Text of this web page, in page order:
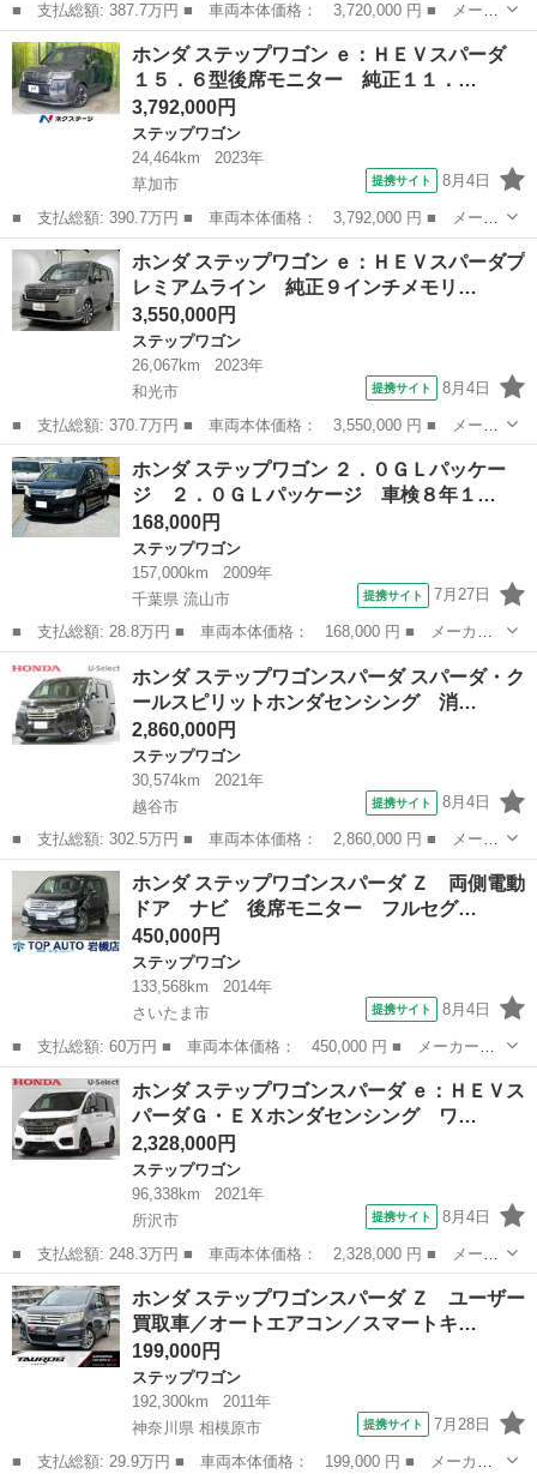
■ 支払総額: 387.7万円 ■ 車両本体価格： 3,720,000 円 ■ メーカ
ー名： ホンダ ■ 車種名： ステップワゴン ■ グレード名：
ｅ：ＨＥＶスパーダプレミアムライン 消臭ホンダセンシング純正１
１．４イン...
埼玉 さいたま市 ステップワゴン
ホンダ ステップワゴン ｅ：ＨＥＶスパーダ
１５．６型後席モニター 純正１１．…
3,792,000円
ステップワゴン
24,464km
2023年
草加市
提携サイト 8月4日
■ 支払総額: 390.7万円 ■ 車両本体価格： 3,792,000 円 ■ メーカ
ー名： ホンダ ■ 車種名： ステップワゴン ■ グレード名：
ｅ：ＨＥＶスパーダ １５．６型後席モニター 純正１１．４型ナ
ビ 全周囲カ...
埼玉 草加市 ステップワゴン
ホンダ ステップワゴン ｅ：ＨＥＶスパーダプ
レミアムライン 純正９インチメモリ…
3,550,000円
ステップワゴン
26,067km
2023年
和光市
提携サイト 8月4日
■ 支払総額: 370.7万円 ■ 車両本体価格： 3,550,000 円 ■ メーカ
ー名： ホンダ ■ 車種名： ステップワゴン ■ グレード名：
ｅ：ＨＥＶスパーダプレミアムライン 純正９インチメモリーナビ
ＥＴＣ 純...
埼玉 和光市 ステップワゴン
ホンダ ステップワゴン ２．０ＧＬパッケー
ジ ２．０ＧＬパッケージ 車検８年１…
168,000円
ステップワゴン
157,000km
2009年
千葉県 流山市
提携サイト 7月27日
■ 支払総額: 28.8万円 ■ 車両本体価格： 168,000 円 ■ メーカー
名： ホンダ ■ 車種名： ステップワゴン ■ グレード名： ２．
０ＧＬパッケージ ２．０ＧＬパッケージ 車検８年１１月７日 Ａ
ＡＣ パワス...
千葉 流山市 ステップワゴン
ホンダ ステップワゴンスパーダ スパーダ・ク
ールスピリットホンダセンシング 消…
2,860,000円
ステップワゴン
30,574km
2021年
越谷市
提携サイト 8月4日
■ 支払総額: 302.5万円 ■ 車両本体価格： 2,860,000 円 ■ メーカ
ー名： ホンダ ■ 車種名： ステップワゴンスパーダ ■ グレード
名： スパーダ・クールスピリットホンダセンシング 消臭純正９イ
ンチメモ...
埼玉 越谷市 ステップワゴン
ホンダ ステップワゴンスパーダ Ｚ 両側電動
ドア ナビ 後席モニター フルセグ…
450,000円
ステップワゴン
133,568km
2014年
さいたま市
提携サイト 8月4日
■ 支払総額: 60万円 ■ 車両本体価格： 450,000 円 ■ メーカー
名： ホンダ ■ 車種名： ステップワゴンスパーダ ■ グレード
名： Ｚ 両側電動ドア ナビ 後席モニター フルセグ ＤＶＤ再
生 ＥＴＣ 全周囲...
埼玉 さいたま市 ステップワゴン
ホンダ ステップワゴンスパーダ ｅ：ＨＥＶス
パーダＧ・ＥＸホンダセンシング ワ…
2,328,000円
ステップワゴン
96,338km
2021年
所沢市
提携サイト 8月4日
■ 支払総額: 248.3万円 ■ 車両本体価格： 2,328,000 円 ■ メーカ
ー名： ホンダ ■ 車種名： ステップワゴンスパーダ ■ グレード
名： ｅ：ＨＥＶスパーダＧ・ＥＸホンダセンシング ワンオーナー
／純正９...
埼玉 所沢市 ステップワゴン
ホンダ ステップワゴンスパーダ Ｚ ユーザー
買取車／オートエアコン／スマートキ…
199,000円
ステップワゴン
192,300km
2011年
神奈川県 相模原市
提携サイト 7月28日
■ 支払総額: 29.9万円 ■ 車両本体価格： 199,000 円 ■ メーカー